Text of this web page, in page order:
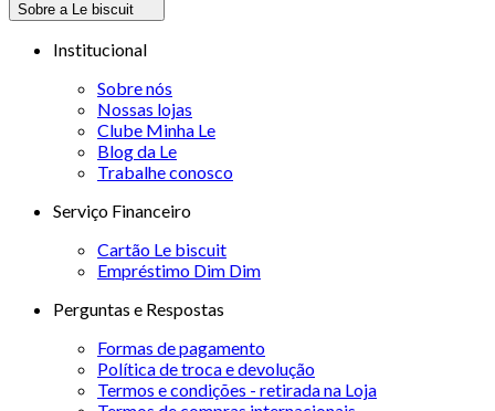
Sobre a Le biscuit
Institucional
Sobre nós
Nossas lojas
Clube Minha Le
Blog da Le
Trabalhe conosco
Serviço Financeiro
Cartão Le biscuit
Empréstimo Dim Dim
Perguntas e Respostas
Formas de pagamento
Política de troca e devolução
Termos e condições - retirada na Loja